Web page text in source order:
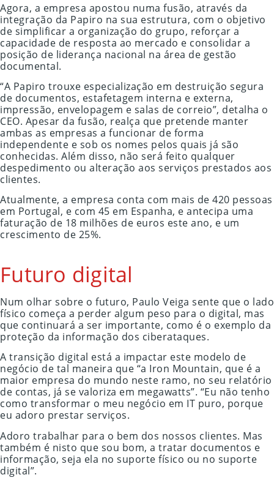
Agora, a empresa apostou numa fusão, através da
integração da Papiro na sua estrutura, com o objetivo
de simplificar a organização do grupo, reforçar a
capacidade de resposta ao mercado e consolidar a
posição de liderança nacional na área de gestão
documental.
“A Papiro trouxe especialização em destruição segura
de documentos, estafetagem interna e externa,
impressão, envelopagem e salas de correio”, detalha o
CEO. Apesar da fusão, realça que pretende manter
ambas as empresas a funcionar de forma
independente e sob os nomes pelos quais já são
conhecidas. Além disso, não será feito qualquer
despedimento ou alteração aos serviços prestados aos
clientes.
Atualmente, a empresa conta com mais de 420 pessoas
em Portugal, e com 45 em Espanha, e antecipa uma
faturação de 18 milhões de euros este ano, e um
crescimento de 25%.
Futuro digital
Num olhar sobre o futuro, Paulo Veiga sente que o lado
físico começa a perder algum peso para o digital, mas
que continuará a ser importante, como é o exemplo da
proteção da informação dos ciberataques.
A transição digital está a impactar este modelo de
negócio de tal maneira que “a Iron Mountain, que é a
maior empresa do mundo neste ramo, no seu relatório
de contas, já se valoriza em megawatts”. “Eu não tenho
como transformar o meu negócio em IT puro, porque
eu adoro prestar serviços.
Adoro trabalhar para o bem dos nossos clientes. Mas
também é nisto que sou bom, a tratar documentos e
informação, seja ela no suporte físico ou no suporte
digital”.